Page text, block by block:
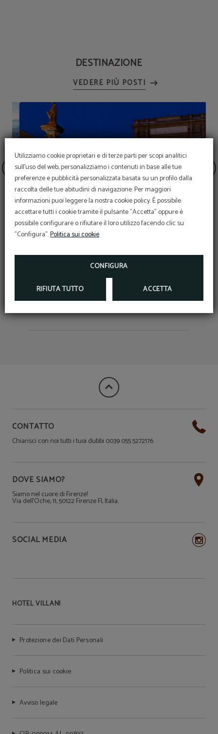
Utilizziamo cookie proprietari e di terze parti per scopi analitici
sull'uso del web, personalizziamo i contenuti in base alle tue
preferenze e pubblicità personalizzata basata su un profilo dalla
raccolta delle tue abitudini di navigazione. Per maggiori
informazioni puoi leggere la nostra cookie policy. È possibile
accettare tutti i cookie tramite il pulsante "Accetta" oppure è
possibile configurare o rifiutare il loro utilizzo facendo clic su
"Configura".Politica sui cookie
CONFIGURA
RIFIUTA TUTTO ACCETTA
DESTINAZIONE
VEDERE PIÙ POSTI
Piazza della Repubblica
CONTATTO
Chiarisci con noi tutti i tuoi dubbi 0039 055 5272176
DOVE SIAMO?
Siamo nel cuore di Firenze!
Via dell'Oche, 11, 50122 Firenze FI, Italia.
SOCIAL MEDIA
HOTEL VILLANI
Protezione dei Dati Personali
Politica sui cookie
Avviso legale